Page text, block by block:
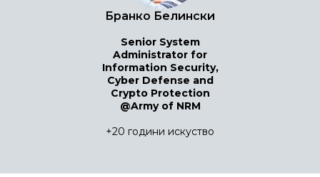
Бранко Белински
Senior System
Administrator for
Information Security,
Cyber ​​Defense and
Crypto Protection
@Army of NRM
+20 години искуство